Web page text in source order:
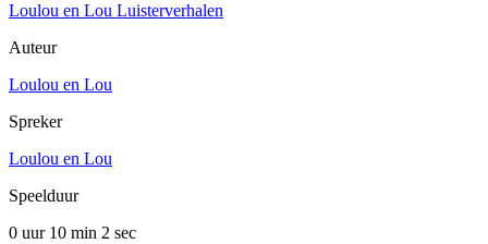
Loulou en Lou Luisterverhalen
Auteur
Loulou en Lou
Spreker
Loulou en Lou
Speelduur
0 uur 10 min 2 sec